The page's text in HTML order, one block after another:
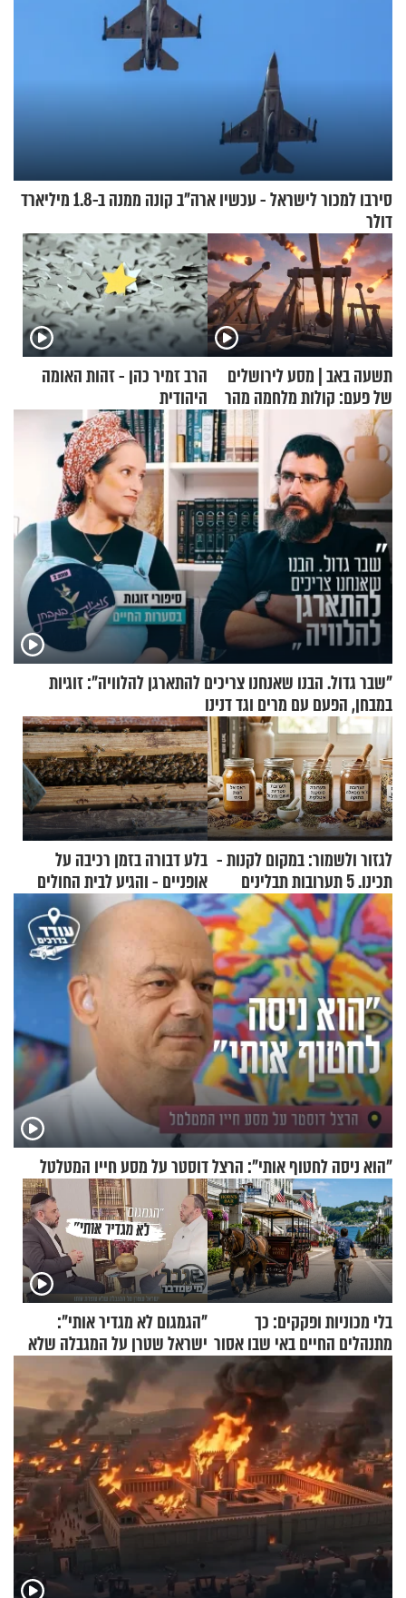
סירבו למכור לישראל - עכשיו ארה"ב קונה ממנה ב-1.8 מיליארד
דולר
תשעה באב | מסע לירושלים
של פעם: קולות מלחמה מהר
הזיתים
הרב זמיר כהן - זהות האומה
היהודית
"שבר גדול. הבנו שאנחנו צריכים להתארגן להלוויה": זוגיות
במבחן, הפעם עם מרים וגד דנינו
לגזור ולשמור: במקום לקנות -
תכינו. 5 תערובות תבלינים
שמתאימות להכל
בלע דבורה בזמן רכיבה על
אופניים - והגיע לבית החולים
במצב מסכן חיים
"הוא ניסה לחטוף אותי": הרצל דוסטר על מסע חייו המטלטל
בלי מכוניות ופקקים: כך
מתנהלים החיים באי שבו אסור
לנהוג כבר יותר מ-120 שנה
"הגמגום לא מגדיר אותי":
ישראל שטרן על המגבלה שלא
עוצרת אותו